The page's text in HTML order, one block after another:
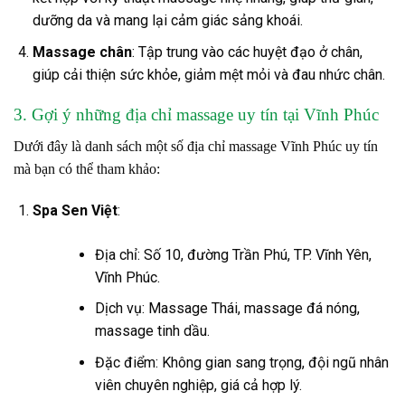
dưỡng da và mang lại cảm giác sảng khoái.
Massage chân: Tập trung vào các huyệt đạo ở chân,
giúp cải thiện sức khỏe, giảm mệt mỏi và đau nhức chân.
3. Gợi ý những địa chỉ massage uy tín tại Vĩnh Phúc
Dưới đây là danh sách một số địa chỉ massage Vĩnh Phúc uy tín
mà bạn có thể tham khảo:
Spa Sen Việt:
Địa chỉ: Số 10, đường Trần Phú, TP. Vĩnh Yên,
Vĩnh Phúc.
Dịch vụ: Massage Thái, massage đá nóng,
massage tinh dầu.
Đặc điểm: Không gian sang trọng, đội ngũ nhân
viên chuyên nghiệp, giá cả hợp lý.